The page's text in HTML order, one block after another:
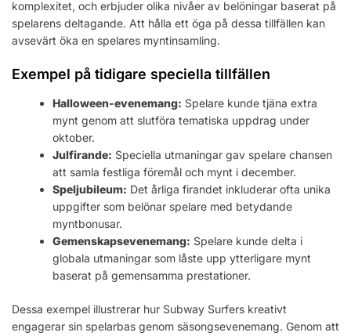
komplexitet, och erbjuder olika nivåer av belöningar baserat på
spelarens deltagande. Att hålla ett öga på dessa tillfällen kan
avsevärt öka en spelares myntinsamling.
Exempel på tidigare speciella tillfällen
Halloween-evenemang: Spelare kunde tjäna extra
mynt genom att slutföra tematiska uppdrag under
oktober.
Julfirande: Speciella utmaningar gav spelare chansen
att samla festliga föremål och mynt i december.
Speljubileum: Det årliga firandet inkluderar ofta unika
uppgifter som belönar spelare med betydande
myntbonusar.
Gemenskapsevenemang: Spelare kunde delta i
globala utmaningar som låste upp ytterligare mynt
baserat på gemensamma prestationer.
Dessa exempel illustrerar hur Subway Surfers kreativt
engagerar sin spelarbas genom säsongsevenemang. Genom att